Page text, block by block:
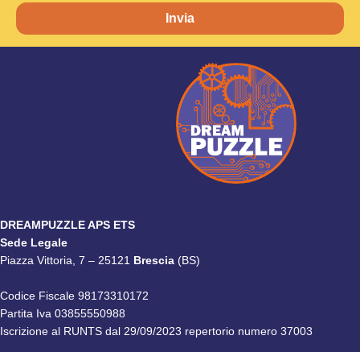
Invia
DREAMPUZZLE APS ETS
Sede Legale
Piazza Vittoria, 7 – 25121 Brescia (BS)
Codice Fiscale 98173310172
Partita Iva 03855550988
Iscrizione al RUNTS dal 29/09/2023 repertorio numero 37003